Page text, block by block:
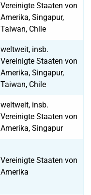
Vereinigte Staaten von
Amerika, Singapur,
Taiwan, Chile
weltweit, insb.
Vereinigte Staaten von
Amerika, Singapur,
Taiwan, Chile
weltweit, insb.
Vereinigte Staaten von
Amerika, Singapur
Vereinigte Staaten von
Amerika